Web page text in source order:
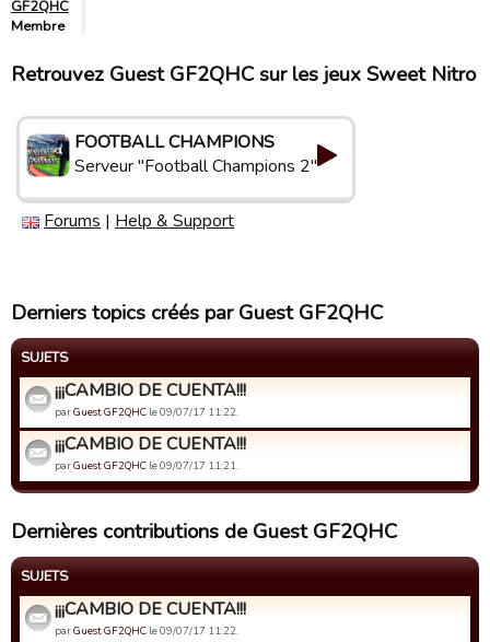
GF2QHC
Membre
Retrouvez Guest GF2QHC sur les jeux Sweet Nitro
FOOTBALL CHAMPIONS
Serveur "Football Champions 2"
Forums | Help & Support
Derniers topics créés par Guest GF2QHC
SUJETS
¡¡¡CAMBIO DE CUENTA!!!
parGuest GF2QHC le 09/07/17 11:22.
¡¡¡CAMBIO DE CUENTA!!!
parGuest GF2QHC le 09/07/17 11:21.
Dernières contributions de Guest GF2QHC
SUJETS
¡¡¡CAMBIO DE CUENTA!!!
parGuest GF2QHC le 09/07/17 11:22.